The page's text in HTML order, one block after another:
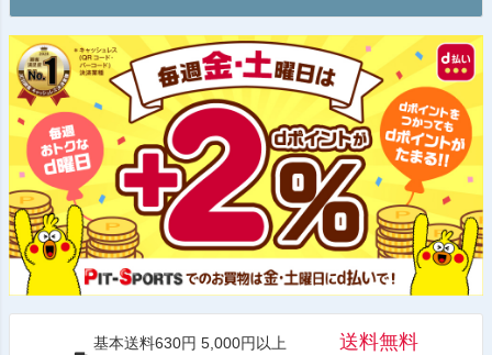
基本送料630円 5,000円以上
送料無料